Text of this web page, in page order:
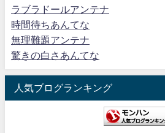
ラブラドールアンテナ
時間待ちあんてな
無理難題アンテナ
驚きの白さあんてな
人気ブログランキング